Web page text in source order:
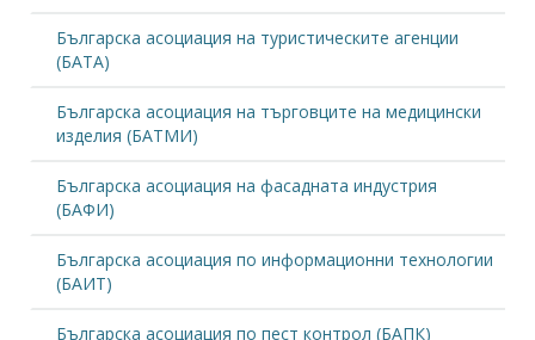
Българска асоциация на туристическите агенции
(БАТА)
Българска асоциация на търговците на медицински
изделия (БАТМИ)
Българска асоциация на фасадната индустрия
(БАФИ)
Българска асоциация по информационни технологии
(БАИТ)
Българска асоциация по пест контрол (БАПК)